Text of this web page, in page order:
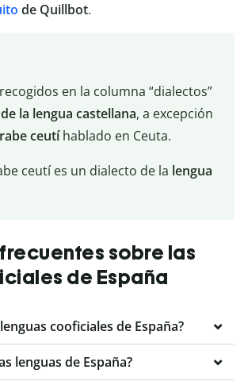
de Quillbot.
recogidos en la columna “dialectos”
la lengua castellana, a excepción
ceutíhablado en Ceuta.
ceutí es un dialecto de la lengua
sobre las
de España
cooficiales de España?
lenguas de España?